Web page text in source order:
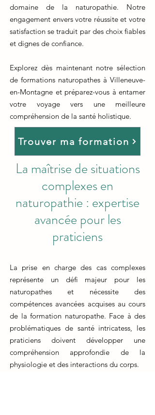
domaine de la naturopathie. Notre
engagement envers votre réussite et votre
satisfaction se traduit par des choix fiables
et dignes de confiance.
Explorez dès maintenant notre sélection
de formations naturopathes à Villeneuve-
en-Montagne et préparez-vous à entamer
votre voyage vers une meilleure
compréhension de la santé holistique.
Trouver ma formation
La maîtrise de situations
complexes en
naturopathie : expertise
avancée pour les
praticiens
La prise en charge des cas complexes
représente un défi majeur pour les
naturopathes et nécessite des
compétences avancées acquises au cours
de la formation naturopathe. Face à des
problématiques de santé intricatess, les
praticiens doivent développer une
compréhension approfondie de la
physiologie et des interactions du corps.